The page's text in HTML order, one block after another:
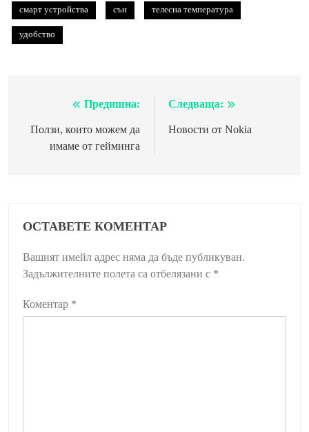
смарт устройства сън телесна температура
удобство
НавигацияПредишна:
Ползи, които можем да
имаме от гейминга
Следваща:
Новости от Nokia
ОСТАВЕТЕ КОМЕНТАР
Вашият имейл адрес няма да бъде публикуван.
Задължителните полета са отбелязани с *
Коментар *